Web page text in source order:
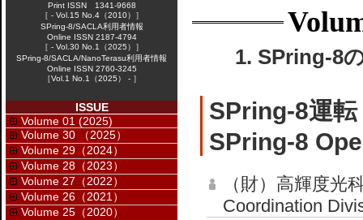
1. SPring-8
SPring-8運転
SPring-8
（財）高輝度
Coordination
Print ISSN 1341-9668
［ - Vol.15 No.4（2010）］
SPring-8/SACLA利用者情報
Online ISSN 2187-4794
［ - Vol.30 No.1（2025）］
SPring-8/SACLA/NanoTerasu利用者情報
Online ISSN 2760-3245
［Vol.1 No.1（2025） - ］
ISSUE
Volume 01 (2025)
Volume 30 （2025）
Volume 29（2024）
Volume 28（2023）
Volume 27（2022）
Volume 26（2021）
Volume 25（2020）